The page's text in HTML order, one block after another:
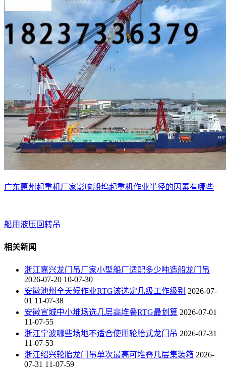
广东惠州起重机厂家影响船坞起重机作业半径的因素有哪些
船用液压回转吊
相关新闻
浙江嘉兴龙门吊厂家小型船厂适配多少吨造船龙门吊
2026-07-20 10-07-30
安徽池州全天候作业RTG该选定几级工作级别 2026-07-
01 11-07-38
安徽宣城中小堆场选几层高堆叠RTG最划算 2026-07-01
11-07-55
浙江宁波哪些场地不适合使用轮胎式龙门吊 2026-07-31
11-07-53
浙江绍兴轮胎龙门吊单次最高可堆叠几层集装箱 2026-
07-31 11-07-59